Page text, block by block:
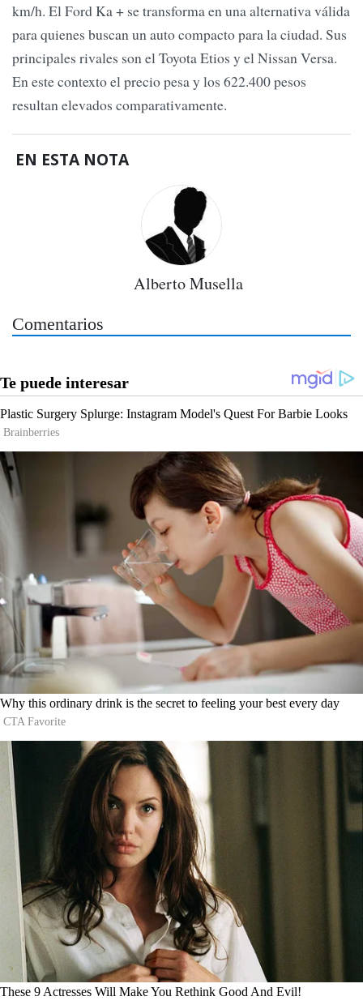
km/h. El Ford Ka + se transforma en una alternativa válida
para quienes buscan un auto compacto para la ciudad. Sus
principales rivales son el Toyota Etios y el Nissan Versa.
En este contexto el precio pesa y los 622.400 pesos
resultan elevados comparativamente.
EN ESTA NOTA
Alberto Musella
Comentarios